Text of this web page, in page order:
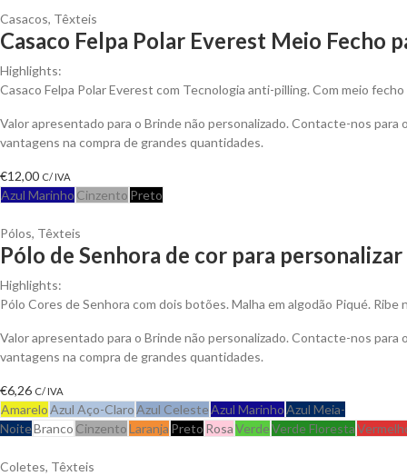
Casacos, Têxteis
Casaco Felpa Polar Everest Meio Fecho
Highlights:
Casaco Felpa Polar Everest com Tecnologia anti-pilling. Com meio
Valor apresentado para o Brinde não personalizado. Contacte-nos para
vantagens na compra de grandes quantidades.
€12,00 C/ IVA
Azul Marinho Cinzento Preto
Pólos, Têxteis
Pólo de Senhora de cor para personalizar
Highlights:
Pólo Cores de Senhora com dois botões. Malha em algodão Piqué.
Valor apresentado para o Brinde não personalizado. Contacte-nos para
vantagens na compra de grandes quantidades.
€6,26 C/ IVA
AmareloAzul Aço-ClaroAzul CelesteAzul MarinhoAzul Meia-
NoiteBranco CinzentoLaranja Preto RosaVerdeVerde Floresta
Coletes, Têxteis